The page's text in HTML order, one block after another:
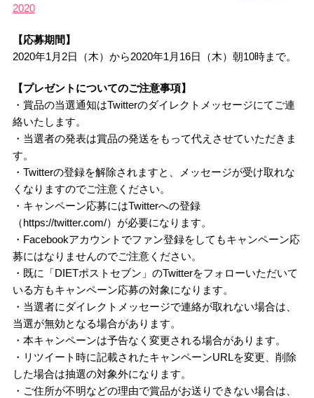
2020
【応募期間】
2020年1月2日（木）から2020年1月16日（木）朝10時まで。
【プレゼントについてのご注意事項】
・賞品の当選通知はTwitterのダイレクトメッセージにてご連
絡いたします。
・当選者の発表は賞品の発送をもって代えさせていただきま
す。
・Twitterの登録を解除されますと、メッセージが受け取れな
くなりますのでご注意ください。
・キャンペーン応募にはTwitterへの登録
（https://twitter.com/）が必要になります。
・Facebookアカウントでファン登録をしてもキャンペーン応
募にはなりませんのでご注意ください。
・既に「DIETポストセブン」のTwitterをフォローいただいて
いる方もキャンペーン応募の対象になります。
・当選者にダイレクトメッセージで連絡が取れない場合は、
当選が無効となる場合があります。
・本キャンペーンは予告なく変更される場合があります。
・リツイート時に記載されたキャンペーンURLを変更、削除
した場合は抽選の対象外になります。
・ご住所が不明などの理由で賞品がお送りできない場合は、